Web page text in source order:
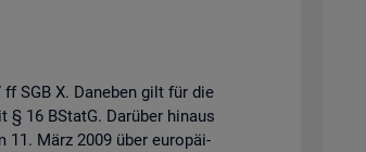
SGB X. Da­ne­ben gilt für die
16 BStatG. Dar­über hin­aus
11. März 2009 über eu­ro­päi­